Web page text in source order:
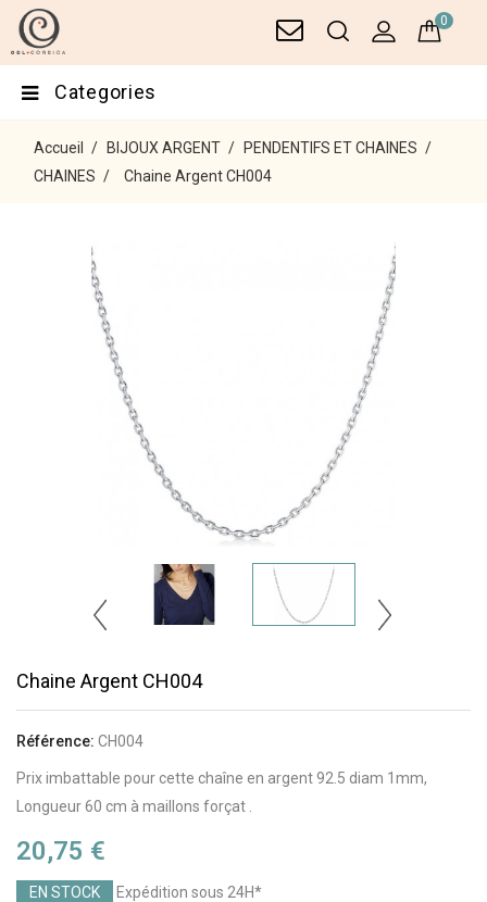
0
Categories
Accueil BIJOUX ARGENT
PENDENTIFS ET CHAINES
CHAINES
Chaine Argent CH004
Chaine Argent CH004
Référence: CH004
Prix imbattable pour cette chaîne en argent 92.5 diam 1mm,
Longueur 60 cm à maillons forçat .
20,75 €
EN STOCK Expédition sous 24H*